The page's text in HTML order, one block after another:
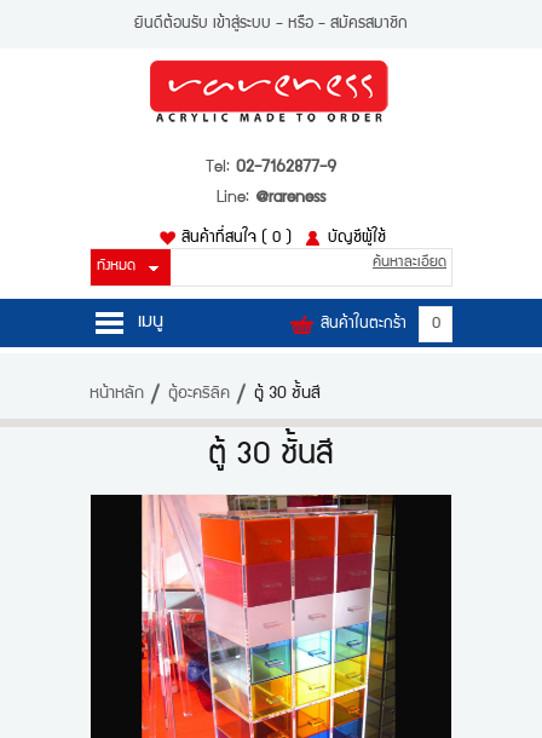
ยินดีต้อนรับ เข้าสู่ระบบ - หรือ - สมัครสมาชิก
Tel: 02-7162877-9
Line: @rareness
สินค้าที่สนใจ ( 0 ) บัญชีผู้ใช้
สินค้าในตะกร้า 0
ค้นหาละเอียด
เมนู
สินค้า
ติดต่อเรา
ขั้นตอนการสั่งซื้อ
ข่าวสาร
หน้าหลัก ตู้อะคริลิค ตู้ 30 ชั้นสี
ตู้ 30 ชั้นสี